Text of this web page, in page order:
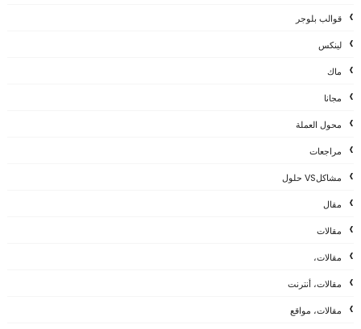
قوالب بلوجر
لينكس
ماك
مجانا
محول العملة
مراجعات
مشاكلVS حلول
مقال
مقالات
مقالات،
مقالات، أنترنت
مقالات، مواقع